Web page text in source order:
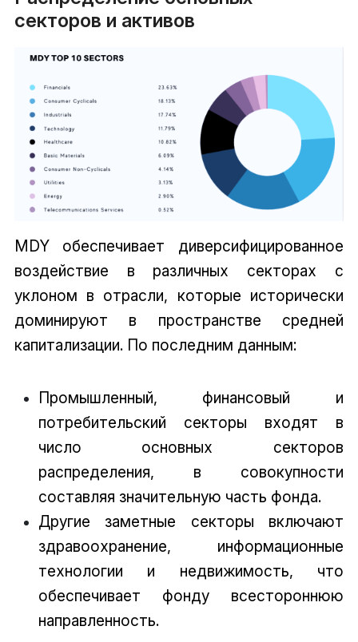
секторов и активов
MDY обеспечивает диверсифицированное
воздействие в различных секторах с
уклоном в отрасли, которые исторически
доминируют в пространстве средней
капитализации. По последним данным:
Промышленный, финансовый и
потребительский секторы входят в
число основных секторов
распределения, в совокупности
составляя значительную часть фонда.
Другие заметные секторы включают
здравоохранение, информационные
технологии и недвижимость, что
обеспечивает фонду всестороннюю
направленность.